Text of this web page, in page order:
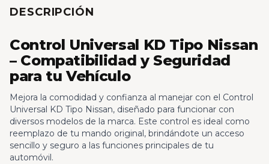
DESCRIPCIÓN
Control Universal KD Tipo Nissan
– Compatibilidad y Seguridad
para tu Vehículo
Mejora la comodidad y confianza al manejar con el Control
Universal KD Tipo Nissan, diseñado para funcionar con
diversos modelos de la marca. Este control es ideal como
reemplazo de tu mando original, brindándote un acceso
sencillo y seguro a las funciones principales de tu
automóvil.